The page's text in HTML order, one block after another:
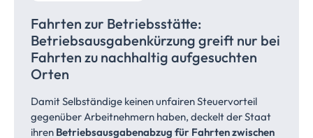
Fahrten zur Betriebsstätte:
Betriebsausgabenkürzung greift nur bei
Fahrten zu nachhaltig aufgesuchten
Orten
Damit Selbständige keinen unfairen Steuervorteil
gegenüber Arbeitnehmern haben, deckelt der Staat
ihren Betriebsausgabenabzug für Fahrten zwischen